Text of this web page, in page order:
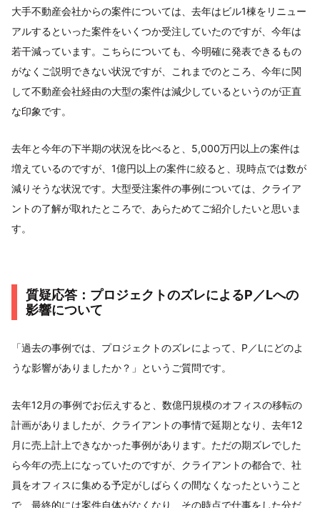
大手不動産会社からの案件については、去年はビル1棟をリニュー
アルするといった案件をいくつか受注していたのですが、今年は
若干減っています。こちらについても、今明確に発表できるもの
がなくご説明できない状況ですが、これまでのところ、今年に関
して不動産会社経由の大型の案件は減少しているというのが正直
な印象です。
去年と今年の下半期の状況を比べると、5,000万円以上の案件は
増えているのですが、1億円以上の案件に絞ると、現時点では数が
減りそうな状況です。大型受注案件の事例については、クライア
ントの了解が取れたところで、あらためてご紹介したいと思いま
す。
質疑応答：プロジェクトのズレによるP／Lへの
影響について
「過去の事例では、プロジェクトのズレによって、P／Lにどのよ
うな影響がありましたか？」というご質問です。
去年12月の事例でお伝えすると、数億円規模のオフィスの移転の
計画がありましたが、クライアントの事情で延期となり、去年12
月に売上計上できなかった事例があります。ただの期ズレでした
ら今年の売上になっていたのですが、クライアントの都合で、社
員をオフィスに集める予定がしばらくの間なくなったということ
で、最終的には案件自体がなくなり、その時点で仕事をした分だ